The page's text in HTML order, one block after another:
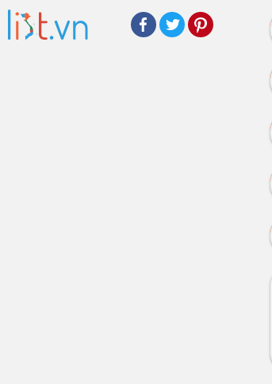
Facebook
TwitterPinterest